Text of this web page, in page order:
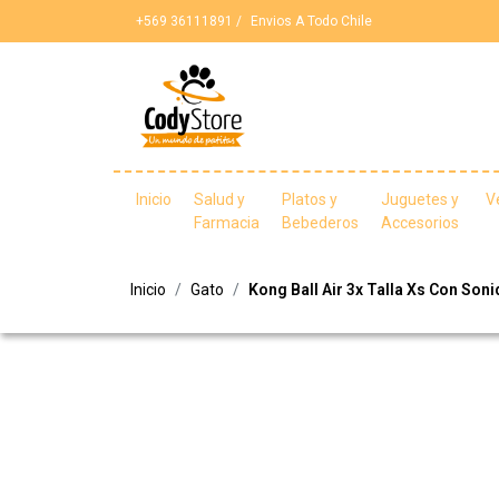
+569 36111891 / Envios A Todo Chile
Inicio
Salud y
Farmacia
Platos y
Bebederos
Juguetes y
Accesorios
Inicio Gato Kong Ball Air 3x Talla Xs Con